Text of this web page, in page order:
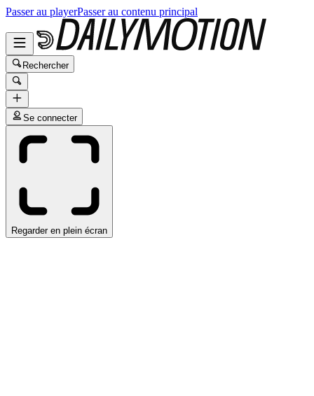
Passer au playerPasser au contenu principal
Rechercher
Se connecter
Regarder en plein écran